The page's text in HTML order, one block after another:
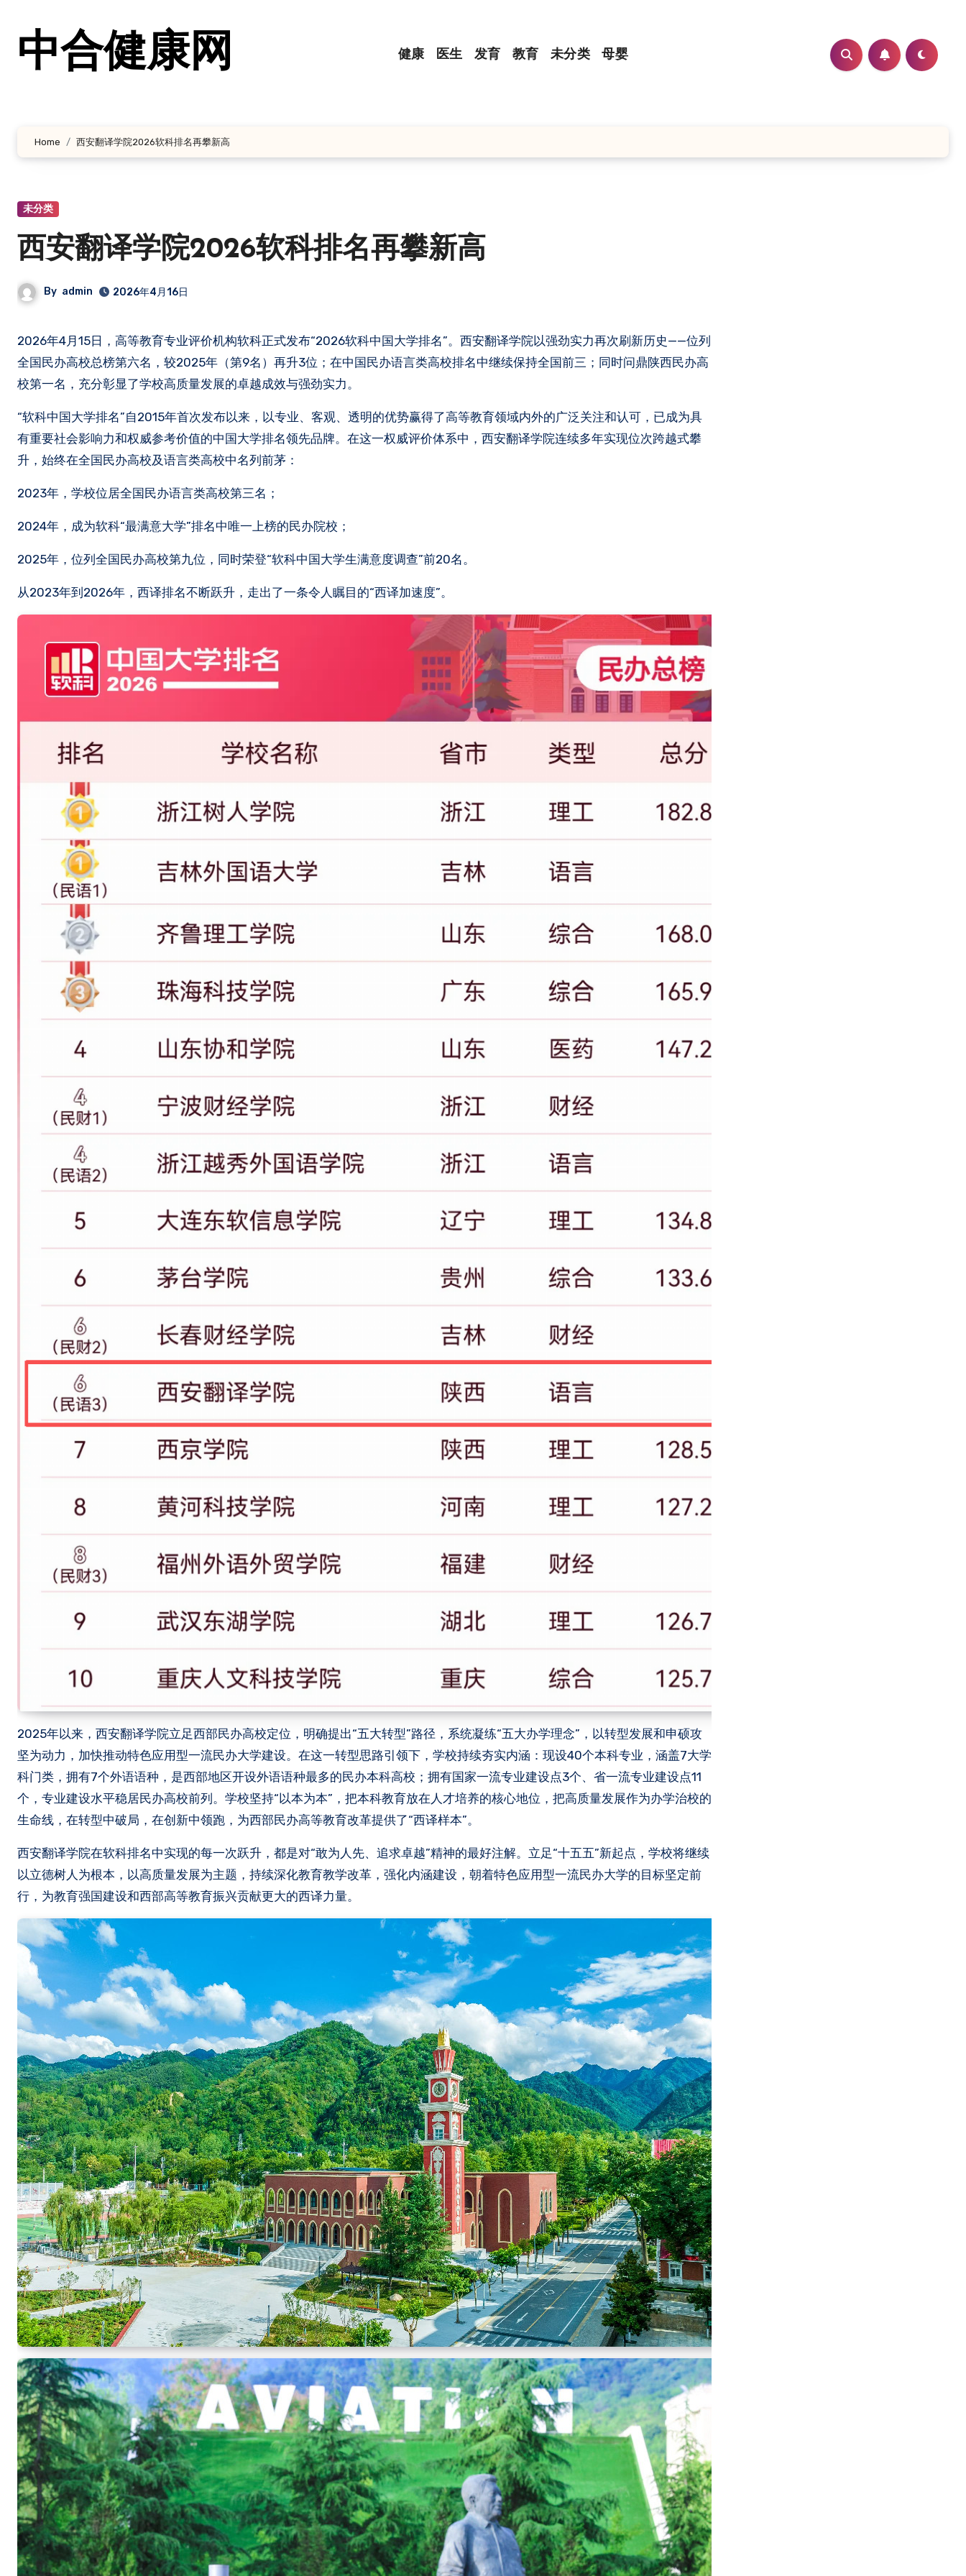
中合健康网 健康 医生 发育 教育 未分类 母婴
Home 西安翻译学院2026软科排名再攀新高
未分类
西安翻译学院2026软科排名再攀新高
By admin 2026年4月16日
2026年4月15日，高等教育专业评价机构软科正式发布“2026软科中国大学排名”。西安翻译学院以强劲实力再次刷新历史——位列
全国民办高校总榜第六名，较2025年（第9名）再升3位；在中国民办语言类高校排名中继续保持全国前三；同时问鼎陕西民办高
校第一名，充分彰显了学校高质量发展的卓越成效与强劲实力。
“软科中国大学排名”自2015年首次发布以来，以专业、客观、透明的优势赢得了高等教育领域内外的广泛关注和认可，已成为具
有重要社会影响力和权威参考价值的中国大学排名领先品牌。在这一权威评价体系中，西安翻译学院连续多年实现位次跨越式攀
升，始终在全国民办高校及语言类高校中名列前茅：
2023年，学校位居全国民办语言类高校第三名；
2024年，成为软科“最满意大学”排名中唯一上榜的民办院校；
2025年，位列全国民办高校第九位，同时荣登“软科中国大学生满意度调查”前20名。
从2023年到2026年，西译排名不断跃升，走出了一条令人瞩目的“西译加速度”。
2025年以来，西安翻译学院立足西部民办高校定位，明确提出“五大转型”路径，系统凝练“五大办学理念”，以转型发展和申硕攻
坚为动力，加快推动特色应用型一流民办大学建设。在这一转型思路引领下，学校持续夯实内涵：现设40个本科专业，涵盖7大学
科门类，拥有7个外语语种，是西部地区开设外语语种最多的民办本科高校；拥有国家一流专业建设点3个、省一流专业建设点11
个，专业建设水平稳居民办高校前列。学校坚持“以本为本”，把本科教育放在人才培养的核心地位，把高质量发展作为办学治校的
生命线，在转型中破局，在创新中领跑，为西部民办高等教育改革提供了“西译样本”。
西安翻译学院在软科排名中实现的每一次跃升，都是对“敢为人先、追求卓越”精神的最好注解。立足“十五五”新起点，学校将继续
以立德树人为根本，以高质量发展为主题，持续深化教育教学改革，强化内涵建设，朝着特色应用型一流民办大学的目标坚定前
行，为教育强国建设和西部高等教育振兴贡献更大的西译力量。